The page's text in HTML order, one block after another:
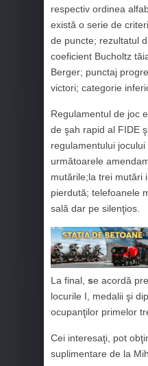
respectiv ordinea
există o serie de
de puncte; rezultatul
coeficient Bucholtz
Berger; punctaj
victori; categorie
Regulamentul de joc
de şah rapid al FIDE
regulamentului
următoarele
mutările;la trei mutări
pierdută; telefoanele
sală dar pe silenţios.
La final, se acordă
locurile I, medalii şi
ocupanţilor primelor
Cei interesaţi, pot
suplimentare de la